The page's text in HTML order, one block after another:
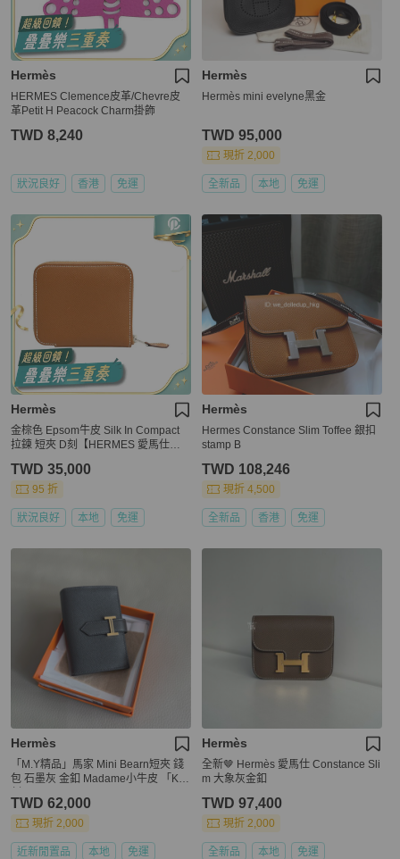
Hermès
HERMES Clemence皮革/Chevre皮
革Petit H Peacock Charm掛飾
TWD 8,240
狀況良好 香港 免運
Hermès
Hermès mini evelyne黑金
TWD 95,000
現折 2,000
全新品 本地 免運
Hermès
金棕色 Epsom牛皮 Silk In Compact
拉鍊 短夾 D刻【HERMES 愛馬仕】
TWD 35,000
95 折
狀況良好 本地 免運
Hermès
Hermes Constance Slim Toffee 銀扣
stamp B
TWD 108,246
現折 4,500
全新品 香港 免運
Hermès
「M.Y精品」馬家 Mini Bearn短夾 錢
包 石墨灰 金釦 Madame小牛皮 「K
TWD 62,000
現折 2,000
近新閒置品 本地 免運
Hermès
全新🤎 Hermès 愛馬仕 Constance Sli
m 大象灰金釦
TWD 97,400
現折 2,000
全新品 本地 免運